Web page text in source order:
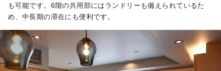
も可能です。6階の共用部にはランドリーも備えられているた
め、中長期の滞在にも便利です。